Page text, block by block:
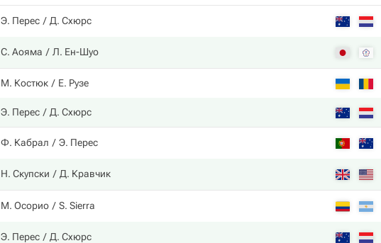
Э. Перес Д. Схюрс
С. Аояма Л. Ен-Шуо
М. Костюк Е. Рузе
Э. Перес Д. Схюрс
Ф. Кабрал Э. Перес
Н. Скупски Д. Кравчик
М. Осорио S. Sierra
Э. Перес Д. Схюрс